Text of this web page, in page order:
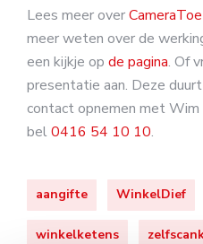
Lees meer over
meer weten over de
een kijkje op de pagina. Of
presentatie aan. Deze
contact opnemen met Wim
bel0416 54 10 10.
aangifte WinkelDief
winkelketens